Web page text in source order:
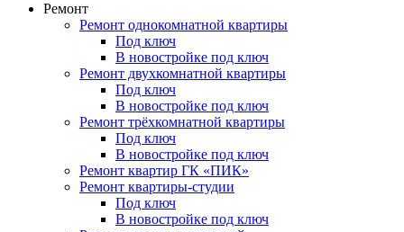
Ремонт
Ремонт однокомнатной квартиры
Под ключ
В новостройке под ключ
Ремонт двухкомнатной квартиры
Под ключ
В новостройке под ключ
Ремонт трёхкомнатной квартиры
Под ключ
В новостройке под ключ
Ремонт квартир ГК «ПИК»
Ремонт квартиры-студии
Под ключ
В новостройке под ключ